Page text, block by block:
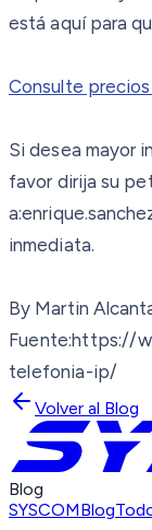
está aquí para
Consulte
Si desea mayor
favor dirija su
inmediata.
By Martin
Fuente:https://
telefonia-ip/
Volver al Blog
Blog
SYSCOMBlog